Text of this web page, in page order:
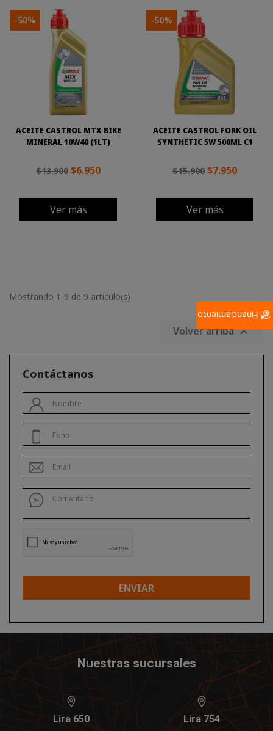
Contáctanos
ENVIAR
ACEITE CASTROL MTX BIKE
MINERAL 10W40 (1LT)
$13.900 $6.950
Ver más
-50%
ACEITE CASTROL FORK OIL
SYNTHETIC 5W 500ML C1
$15.900 $7.950
Ver más
-50%
Mostrando 1-9 de 9 artículo(s)
Volver arriba
Nuestras sucursales
Lira 650 Lira 754
Financiamiento